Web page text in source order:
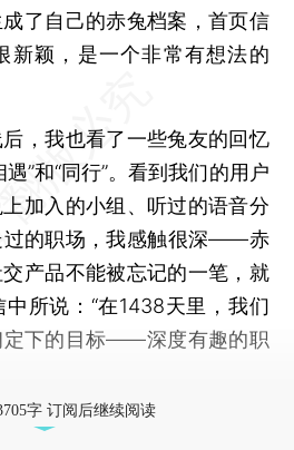
了自己的赤兔档案，首页信
新颖，是一个非常有想法的
我也看了一些兔友的回忆
”和“同行”。看到我们的用户
加入的小组、听过的语音分
过的职场，我感触很深——赤
产品不能被忘记的一笔，就
所说：“在1438天里，我们
定下的目标——深度有趣的职
字 订阅后继续阅读